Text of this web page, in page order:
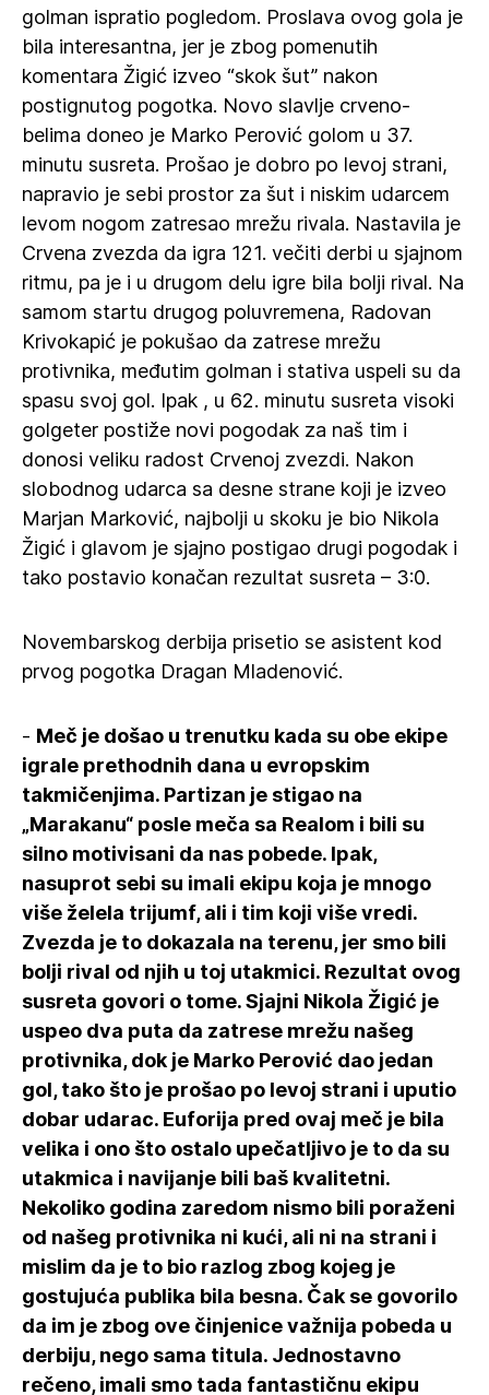
golman ispratio pogledom. Proslava ovog gola je
bila interesantna, jer je zbog pomenutih
komentara Žigić izveo “skok šut” nakon
postignutog pogotka. Novo slavlje crveno-
belima doneo je Marko Perović golom u 37.
minutu susreta. Prošao je dobro po levoj strani,
napravio je sebi prostor za šut i niskim udarcem
levom nogom zatresao mrežu rivala. Nastavila je
Crvena zvezda da igra 121. večiti derbi u sjajnom
ritmu, pa je i u drugom delu igre bila bolji rival. Na
samom startu drugog poluvremena, Radovan
Krivokapić je pokušao da zatrese mrežu
protivnika, međutim golman i stativa uspeli su da
spasu svoj gol. Ipak , u 62. minutu susreta visoki
golgeter postiže novi pogodak za naš tim i
donosi veliku radost Crvenoj zvezdi. Nakon
slobodnog udarca sa desne strane koji je izveo
Marjan Marković, najbolji u skoku je bio Nikola
Žigić i glavom je sjajno postigao drugi pogodak i
tako postavio konačan rezultat susreta – 3:0.
Novembarskog derbija prisetio se asistent kod
prvog pogotka Dragan Mladenović.
- Meč je došao u trenutku kada su obe ekipe
igrale prethodnih dana u evropskim
takmičenjima. Partizan je stigao na
„Marakanu“ posle meča sa Realom i bili su
silno motivisani da nas pobede. Ipak,
nasuprot sebi su imali ekipu koja je mnogo
više želela trijumf, ali i tim koji više vredi.
Zvezda je to dokazala na terenu, jer smo bili
bolji rival od njih u toj utakmici. Rezultat ovog
susreta govori o tome. Sjajni Nikola Žigić je
uspeo dva puta da zatrese mrežu našeg
protivnika, dok je Marko Perović dao jedan
gol, tako što je prošao po levoj strani i uputio
dobar udarac. Euforija pred ovaj meč je bila
velika i ono što ostalo upečatljivo je to da su
utakmica i navijanje bili baš kvalitetni.
Nekoliko godina zaredom nismo bili poraženi
od našeg protivnika ni kući, ali ni na strani i
mislim da je to bio razlog zbog kojeg je
gostujuća publika bila besna. Čak se govorilo
da im je zbog ove činjenice važnija pobeda u
derbiju, nego sama titula. Jednostavno
rečeno, imali smo tada fantastičnu ekipu